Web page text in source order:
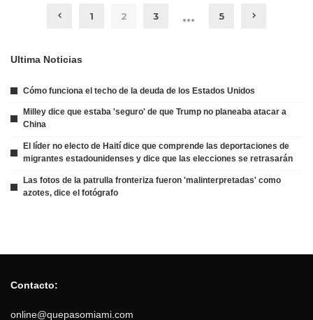
1 2 3 … 5
Ultima Noticias
Cómo funciona el techo de la deuda de los Estados Unidos
Milley dice que estaba 'seguro' de que Trump no planeaba atacar a
China
El líder no electo de Haití dice que comprende las deportaciones de
migrantes estadounidenses y dice que las elecciones se retrasarán
Las fotos de la patrulla fronteriza fueron 'malinterpretadas' como
azotes, dice el fotógrafo
Contacto:
online@quepasomiami.com